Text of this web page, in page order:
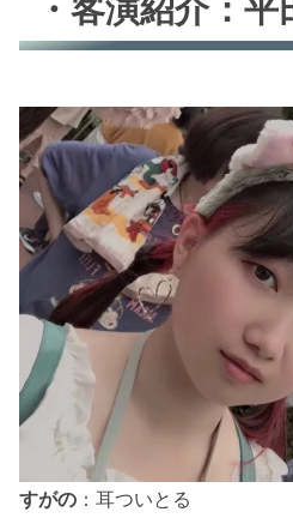
・客演紹介：平
すがの ：耳ついとる